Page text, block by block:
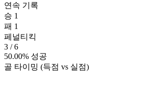
연속 기록
승 1
패 1
페널티킥
3 / 6
50.00% 성공
골 타이밍 (득점 vs 실점)